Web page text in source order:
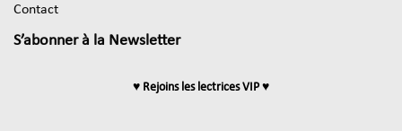
Contact
S’abonner à la Newsletter
♥ Rejoins les lectrices VIP ♥